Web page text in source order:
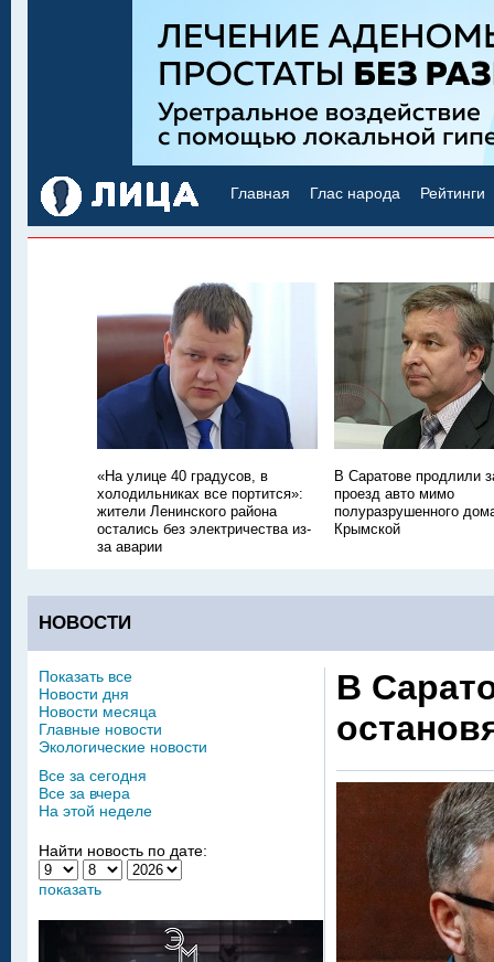
Главная Глас народа Рейтинги
«На улице 40 градусов, в
холодильниках все портится»:
жители Ленинского района
остались без электричества из-
за аварии
В Саратове продлили
проезд авто мимо
полуразрушенного
Крымской
НОВОСТИ
В
Показать все
Новости дня
Новости месяца
Главные новости
Экологические новости
Все за сегодня
Все за вчера
На этой неделе
Найти новость по дате:
показать